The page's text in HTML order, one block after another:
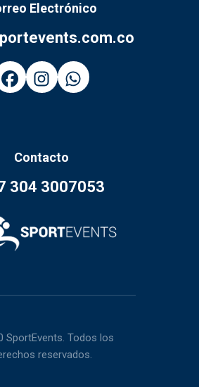
Electrónico
Contacto
304 3007053
SportEvents. Todos los
reservados.